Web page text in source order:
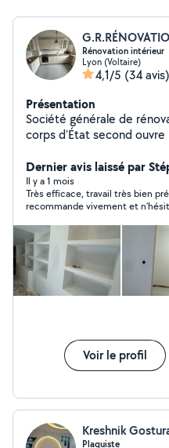
Rénovation intérieur
Lyon (Voltaire)
4,1/5 (34 avis)
Présentation
Société générale de
corps d'État second ouvre Plâtrerie peinture création de
décoration intérieur pose
pose de cuisine
en acier construction des
et bois construction de
réalisation de électricité
revêtement de sol et mur
bain pose dalle pvc pose
intérieure plan en 3D
soigné équipé
Dernier avis laissé par
Il y a 1 mois
Très efficace, travail très bien
recommande vivement et
Voir le profil
Kreshnik
Plaquiste